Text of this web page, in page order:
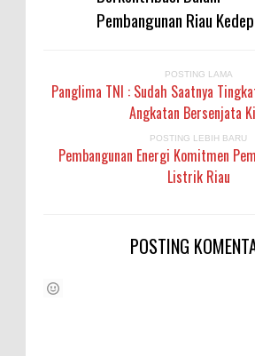
Pembangunan Riau
POSTING LAMA
Panglima TNI : Sudah Saatnya
Angkatan Bersenjata
POSTING LEBIH BARU
Pembangunan Energi Komitmen
Listrik Riau
POSTING